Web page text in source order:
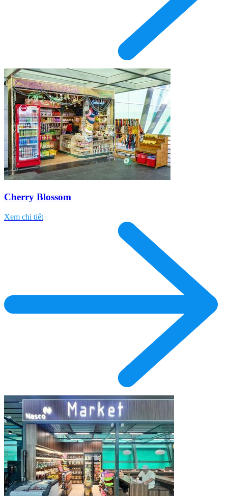
Cherry Blossom
Xem chi tiết